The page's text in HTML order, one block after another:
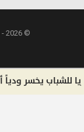
© 2026 - الموقف الرياضي. All Rights Reserved.
يخسر ودياً أمام